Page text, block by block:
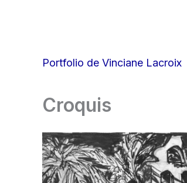
Portfolio de Vinciane Lacroix
Croquis